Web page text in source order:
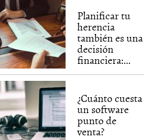
Planificar tu
herencia
también es una
decisión
financiera:...
¿Cuánto cuesta
un software
punto de
venta?